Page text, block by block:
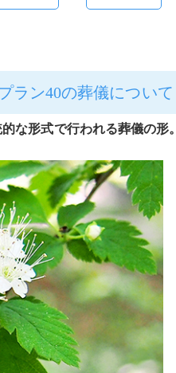
ラン40の葬儀について
な形式で行われる葬儀の形。